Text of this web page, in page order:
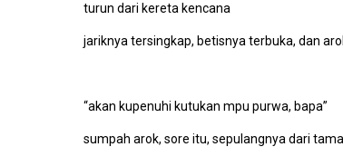
turun dari kereta kencana
jariknya tersingkap, betisnya terbuka, dan
“akan kupenuhi kutukan mpu purwa, bapa”
sumpah arok, sore itu, sepulangnya dari